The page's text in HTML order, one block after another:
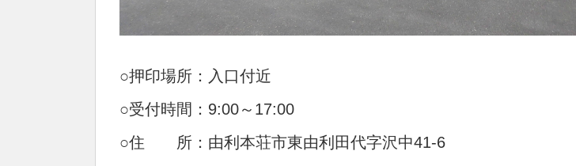
○押印場所：入口付近
○受付時間：9:00～17:00
○住 所：由利本荘市東由利田代字沢中41-6